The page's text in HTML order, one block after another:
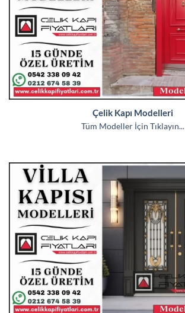
Çelik Kapı Modelleri
Tüm Modeller İçin Tıklayın...